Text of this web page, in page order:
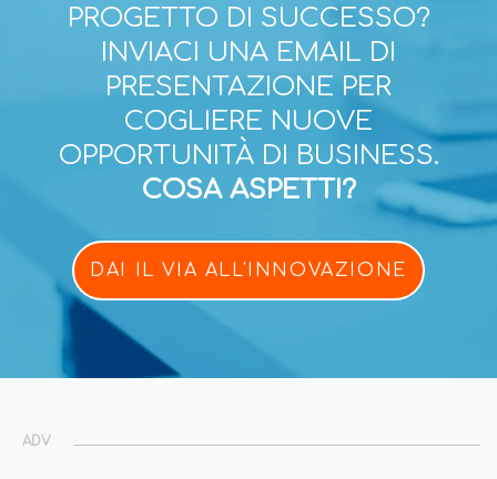
PROGETTO DI SUCCESSO?
INVIACI UNA EMAIL DI
PRESENTAZIONE PER
COGLIERE NUOVE
OPPORTUNITÀ DI BUSINESS.
COSA ASPETTI?
DAI IL VIA ALL'INNOVAZIONE
ADV